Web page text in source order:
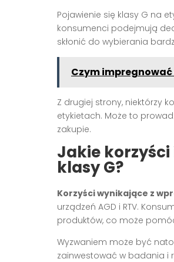
Pojawienie się klasy G na
konsumenci podejmują
skłonić do wybierania
Czym
Z drugiej strony, niektórzy
etykietach. Może to
zakupie.
Jakie
klasy G?
Korzyści wynikające z
urządzeń AGD i RTV.
produktów, co może
Wyzwaniem może być
zainwestować w badania i